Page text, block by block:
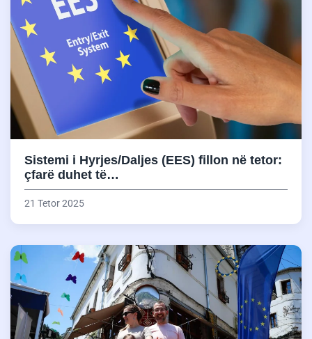
Sistemi i Hyrjes/Daljes (EES) fillon në tetor:
çfarë duhet të…
21 Tetor 2025